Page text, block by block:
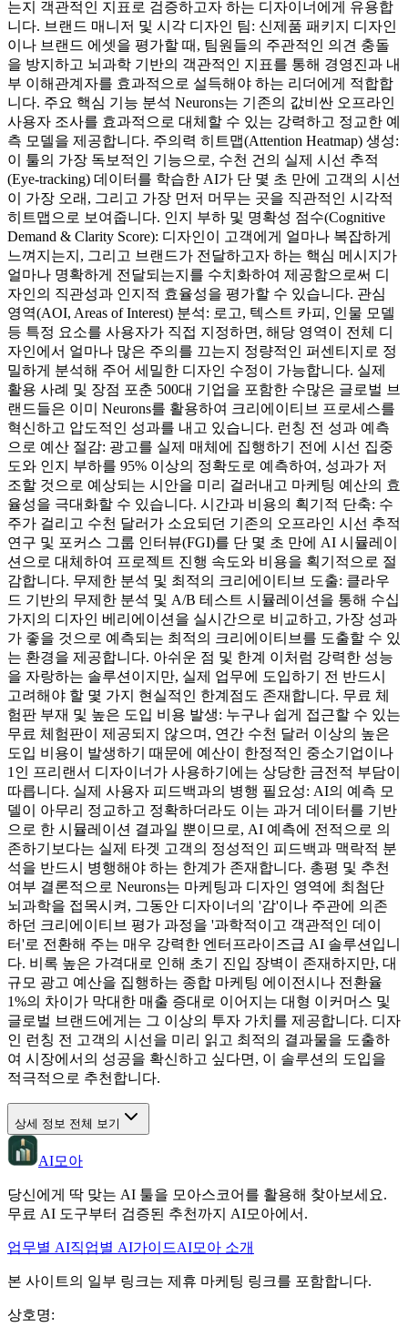
는지 객관적인 지표로 검증하고자 하는 디자이너에게 유용합
니다. 브랜드 매니저 및 시각 디자인 팀: 신제품 패키지 디자인
이나 브랜드 에셋을 평가할 때, 팀원들의 주관적인 의견 충돌
을 방지하고 뇌과학 기반의 객관적인 지표를 통해 경영진과 내
부 이해관계자를 효과적으로 설득해야 하는 리더에게 적합합
니다. 주요 핵심 기능 분석 Neurons는 기존의 값비싼 오프라인
사용자 조사를 효과적으로 대체할 수 있는 강력하고 정교한 예
측 모델을 제공합니다. 주의력 히트맵(Attention Heatmap) 생성:
이 툴의 가장 독보적인 기능으로, 수천 건의 실제 시선 추적
(Eye-tracking) 데이터를 학습한 AI가 단 몇 초 만에 고객의 시선
이 가장 오래, 그리고 가장 먼저 머무는 곳을 직관적인 시각적
히트맵으로 보여줍니다. 인지 부하 및 명확성 점수(Cognitive
Demand & Clarity Score): 디자인이 고객에게 얼마나 복잡하게
느껴지는지, 그리고 브랜드가 전달하고자 하는 핵심 메시지가
얼마나 명확하게 전달되는지를 수치화하여 제공함으로써 디
자인의 직관성과 인지적 효율성을 평가할 수 있습니다. 관심
영역(AOI, Areas of Interest) 분석: 로고, 텍스트 카피, 인물 모델
등 특정 요소를 사용자가 직접 지정하면, 해당 영역이 전체 디
자인에서 얼마나 많은 주의를 끄는지 정량적인 퍼센티지로 정
밀하게 분석해 주어 세밀한 디자인 수정이 가능합니다. 실제
활용 사례 및 장점 포춘 500대 기업을 포함한 수많은 글로벌 브
랜드들은 이미 Neurons를 활용하여 크리에이티브 프로세스를
혁신하고 압도적인 성과를 내고 있습니다. 런칭 전 성과 예측
으로 예산 절감: 광고를 실제 매체에 집행하기 전에 시선 집중
도와 인지 부하를 95% 이상의 정확도로 예측하여, 성과가 저
조할 것으로 예상되는 시안을 미리 걸러내고 마케팅 예산의 효
율성을 극대화할 수 있습니다. 시간과 비용의 획기적 단축: 수
주가 걸리고 수천 달러가 소요되던 기존의 오프라인 시선 추적
연구 및 포커스 그룹 인터뷰(FGI)를 단 몇 초 만에 AI 시뮬레이
션으로 대체하여 프로젝트 진행 속도와 비용을 획기적으로 절
감합니다. 무제한 분석 및 최적의 크리에이티브 도출: 클라우
드 기반의 무제한 분석 및 A/B 테스트 시뮬레이션을 통해 수십
가지의 디자인 베리에이션을 실시간으로 비교하고, 가장 성과
가 좋을 것으로 예측되는 최적의 크리에이티브를 도출할 수 있
는 환경을 제공합니다. 아쉬운 점 및 한계 이처럼 강력한 성능
을 자랑하는 솔루션이지만, 실제 업무에 도입하기 전 반드시
고려해야 할 몇 가지 현실적인 한계점도 존재합니다. 무료 체
험판 부재 및 높은 도입 비용 발생: 누구나 쉽게 접근할 수 있는
무료 체험판이 제공되지 않으며, 연간 수천 달러 이상의 높은
도입 비용이 발생하기 때문에 예산이 한정적인 중소기업이나
1인 프리랜서 디자이너가 사용하기에는 상당한 금전적 부담이
따릅니다. 실제 사용자 피드백과의 병행 필요성: AI의 예측 모
델이 아무리 정교하고 정확하더라도 이는 과거 데이터를 기반
으로 한 시뮬레이션 결과일 뿐이므로, AI 예측에 전적으로 의
존하기보다는 실제 타겟 고객의 정성적인 피드백과 맥락적 분
석을 반드시 병행해야 하는 한계가 존재합니다. 총평 및 추천
여부 결론적으로 Neurons는 마케팅과 디자인 영역에 최첨단
뇌과학을 접목시켜, 그동안 디자이너의 '감'이나 주관에 의존
하던 크리에이티브 평가 과정을 '과학적이고 객관적인 데이
터'로 전환해 주는 매우 강력한 엔터프라이즈급 AI 솔루션입니
다. 비록 높은 가격대로 인해 초기 진입 장벽이 존재하지만, 대
규모 광고 예산을 집행하는 종합 마케팅 에이전시나 전환율
1%의 차이가 막대한 매출 증대로 이어지는 대형 이커머스 및
글로벌 브랜드에게는 그 이상의 투자 가치를 제공합니다. 디자
인 런칭 전 고객의 시선을 미리 읽고 최적의 결과물을 도출하
여 시장에서의 성공을 확신하고 싶다면, 이 솔루션의 도입을
적극적으로 추천합니다.
상세 정보 전체 보기
AI모아
당신에게 딱 맞는 AI 툴을 모아스코어를 활용해 찾아보세요.
무료 AI 도구부터 검증된 추천까지 AI모아에서.
업무별 AI직업별 AI가이드AI모아 소개
본 사이트의 일부 링크는 제휴 마케팅 링크를 포함합니다.
상호명: